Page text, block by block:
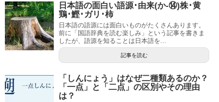
日本語の面白い語源･由来(か-⑭)株･黄
鶏･鰹･ガリ･柿
日本語の語源には面白いものがたくさんあります。
前に「国語辞典を読む楽しみ」という記事を書きま
したが、語源を知ることは日本語を...
記事を読む
「しんにょう」はなぜ二種類あるのか？
「一点」と「二点」の区別やその理由
は？